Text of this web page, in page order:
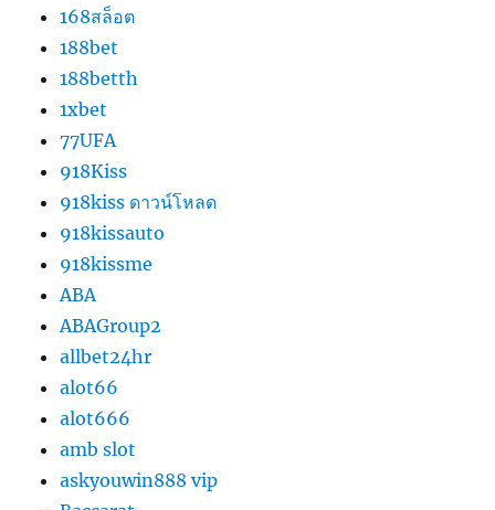
168สล็อต
188bet
188betth
1xbet
77UFA
918Kiss
918kiss ดาวน์โหลด
918kissauto
918kissme
ABA
ABAGroup2
allbet24hr
alot66
alot666
amb slot
askyouwin888 vip